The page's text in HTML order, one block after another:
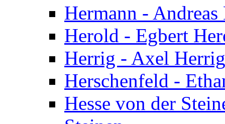
Hermann - Andreas
Herold - Egbert
Herrig - Axel Herrig
Herschenfeld -
Hesse von der